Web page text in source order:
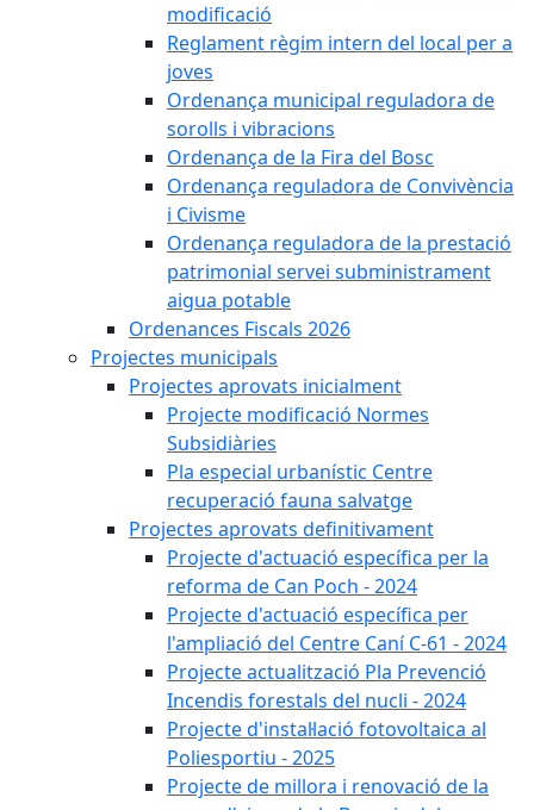
modificació
Reglament règim intern del local per a
joves
Ordenança municipal reguladora de
sorolls i vibracions
Ordenança de la Fira del Bosc
Ordenança reguladora de Convivència
i Civisme
Ordenança reguladora de la prestació
patrimonial servei subministrament
aigua potable
Ordenances Fiscals 2026
Projectes municipals
Projectes aprovats inicialment
Projecte modificació Normes
Subsidiàries
Pla especial urbanístic Centre
recuperació fauna salvatge
Projectes aprovats definitivament
Projecte d'actuació específica per la
reforma de Can Poch - 2024
Projecte d'actuació específica per
l'ampliació del Centre Caní C-61 - 2024
Projecte actualització Pla Prevenció
Incendis forestals del nucli - 2024
Projecte d'instal·lació fotovoltaica al
Poliesportiu - 2025
Projecte de millora i renovació de la